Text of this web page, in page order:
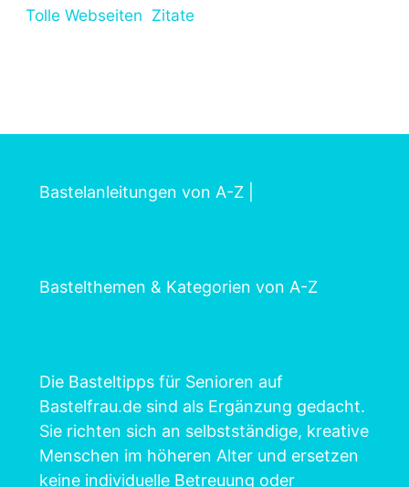
Tolle Webseiten Zitate
Bastelanleitungen von A-Z
Bastelthemen & Kategorien von A-Z
Die Basteltipps für Senioren auf
Bastelfrau.de sind als Ergänzung gedacht.
Sie richten sich an selbstständige, kreative
Menschen im höheren Alter und ersetzen
keine individuelle Betreuung oder